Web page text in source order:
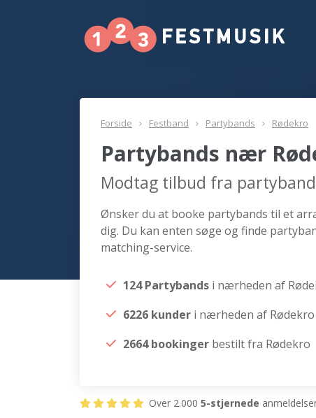
Forside Festband Partybands Rødekro
Partybands nær
Modtag tilbud fra
Ønsker du at booke partybands til et
dig. Du kan enten søge og finde
matching-service.
124 Partybands i nærheden af
6226 kunder i nærheden af Rødekro
2664 bookinger bestilt fra Rødekro
Over 2.000 5-stjernede